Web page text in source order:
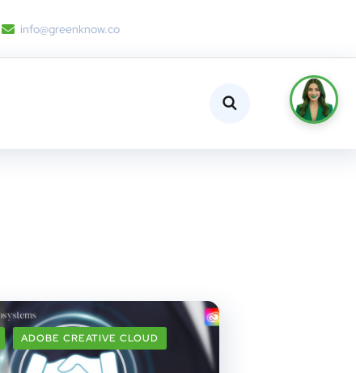
info@greenknow.co
ADOBE CREATIVE CLOUD